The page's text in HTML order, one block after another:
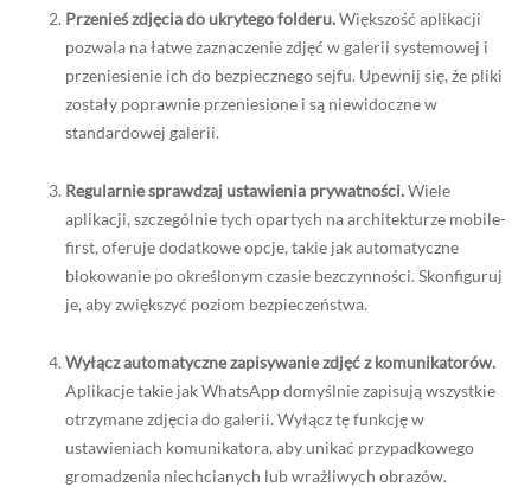
Przenieś zdjęcia do ukrytego folderu.Większość aplikacji
pozwala na łatwe zaznaczenie zdjęć w galerii systemowej i
przeniesienie ich do bezpiecznego sejfu. Upewnij się, że pliki
zostały poprawnie przeniesione i są niewidoczne w
standardowej galerii.
Regularnie sprawdzaj ustawienia prywatności.Wiele
aplikacji, szczególnie tych opartych na architekturze mobile-
first, oferuje dodatkowe opcje, takie jak automatyczne
blokowanie po określonym czasie bezczynności. Skonfiguruj
je, aby zwiększyć poziom bezpieczeństwa.
Wyłącz automatyczne zapisywanie zdjęć z komunikatorów.
Aplikacje takie jak WhatsApp domyślnie zapisują wszystkie
otrzymane zdjęcia do galerii. Wyłącz tę funkcję w
ustawieniach komunikatora, aby unikać przypadkowego
gromadzenia niechcianych lub wrażliwych obrazów.